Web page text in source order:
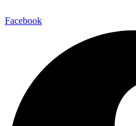
Facebook